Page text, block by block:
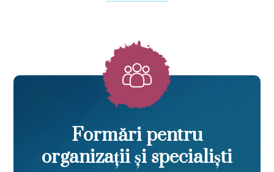
Formări pentru
organizații și specialiști